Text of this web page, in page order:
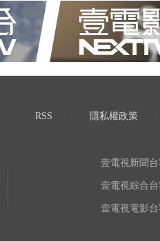
RSS 隱私權政策
壹電視新聞台
壹電視綜合台
壹電視電影台